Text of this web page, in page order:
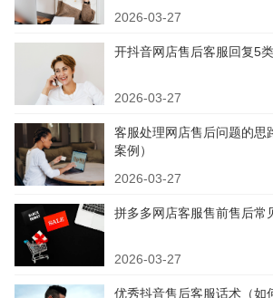
2026-03-27
开抖音网店售后客服回复5
2026-03-27
客服处理网店售后问题的思
案例）
2026-03-27
拼多多网店客服售前售后常
2026-03-27
优秀抖音售后客服话术（如